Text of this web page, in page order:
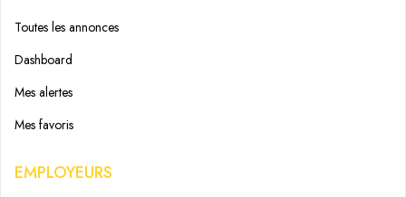
Toutes les annonces
Dashboard
Mes alertes
Mes favoris
EMPLOYEURS